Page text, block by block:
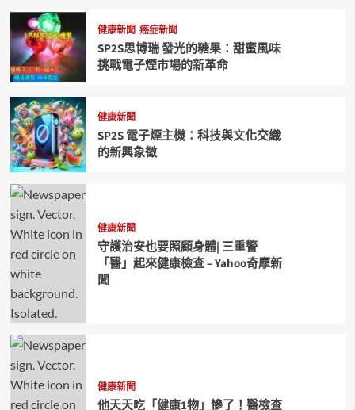
健康新聞 癌症新聞
SP2S思博瑞 發光的糖果：甜蜜風味
挑戰電子煙市場的新革命
健康新聞
SP2S 電子煙主機：科技與文化交織
的新興象徵
健康新聞
守護治安也要照顧身體| 三重警
「醫」起來健康檢查 – Yahoo奇摩新
聞
健康新聞
他天天吃「健康1物」慘了！醫檢查